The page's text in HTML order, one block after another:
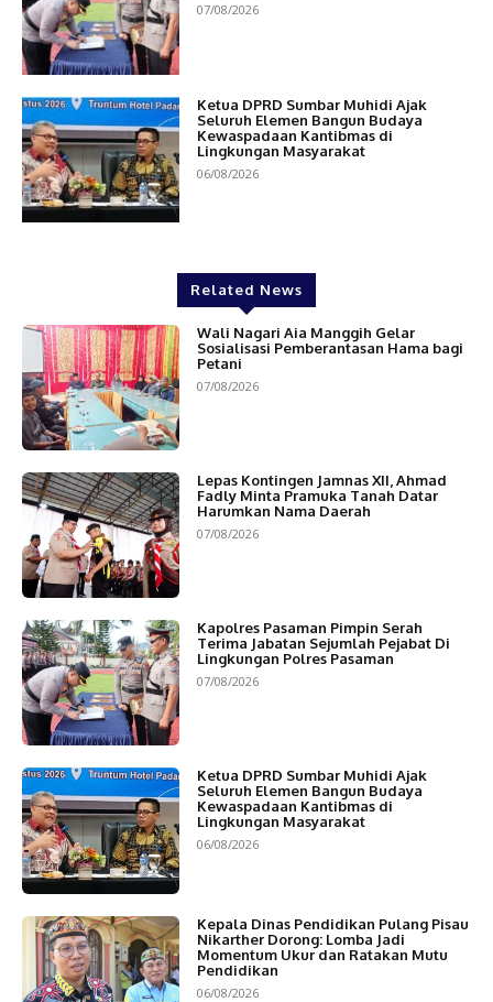
07/08/2026
Ketua DPRD Sumbar Muhidi Ajak
Seluruh Elemen Bangun Budaya
Kewaspadaan Kantibmas di
Lingkungan Masyarakat
06/08/2026
Related News
Wali Nagari Aia Manggih Gelar
Sosialisasi Pemberantasan Hama bagi
Petani
07/08/2026
Lepas Kontingen Jamnas XII, Ahmad
Fadly Minta Pramuka Tanah Datar
Harumkan Nama Daerah
07/08/2026
Kapolres Pasaman Pimpin Serah
Terima Jabatan Sejumlah Pejabat Di
Lingkungan Polres Pasaman
07/08/2026
Ketua DPRD Sumbar Muhidi Ajak
Seluruh Elemen Bangun Budaya
Kewaspadaan Kantibmas di
Lingkungan Masyarakat
06/08/2026
Kepala Dinas Pendidikan Pulang Pisau
Nikarther Dorong: Lomba Jadi
Momentum Ukur dan Ratakan Mutu
Pendidikan
06/08/2026